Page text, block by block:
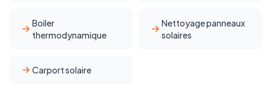
Boiler
thermodynamique
Nettoyage panneaux
solaires
Carport solaire